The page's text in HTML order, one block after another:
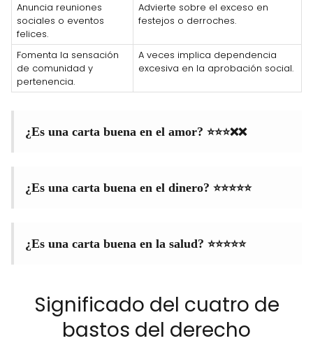
Anuncia reuniones
sociales o eventos
felices.
Advierte sobre el exceso en
festejos o derroches.
Fomenta la sensación
de comunidad y
pertenencia.
A veces implica dependencia
excesiva en la aprobación social.
¿Es una carta buena en el amor? ⭐⭐⭐❌❌
¿Es una carta buena en el dinero? ⭐⭐⭐⭐⭐
¿Es una carta buena en la salud? ⭐⭐⭐⭐⭐
Significado del cuatro de
bastos del derecho